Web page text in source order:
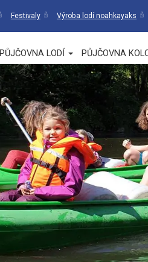
Festivaly Výroba lodí noahkayaks
PŮJČOVNA LODÍ PŮJČOVNA